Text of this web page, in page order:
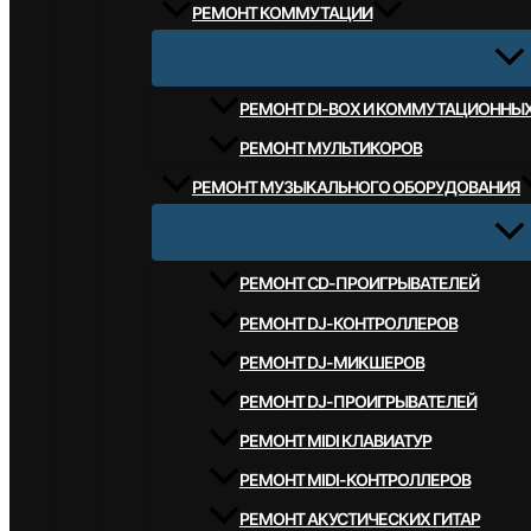
РЕМОНТ КОММУТАЦИИ
РЕМОНТ DI-BOX И
РЕМОНТ МУЛЬТИКОРОВ
РЕМОНТ МУЗЫКАЛЬНОГО ОБОРУДОВАНИЯ
РЕМОНТ CD-ПРОИГРЫВАТЕЛЕЙ
РЕМОНТ DJ-КОНТРОЛЛЕРОВ
РЕМОНТ DJ-МИКШЕРОВ
РЕМОНТ DJ-ПРОИГРЫВАТЕЛЕЙ
РЕМОНТ MIDI КЛАВИАТУР
РЕМОНТ MIDI-КОНТРОЛЛЕРОВ
РЕМОНТ АКУСТИЧЕСКИХ ГИТАР